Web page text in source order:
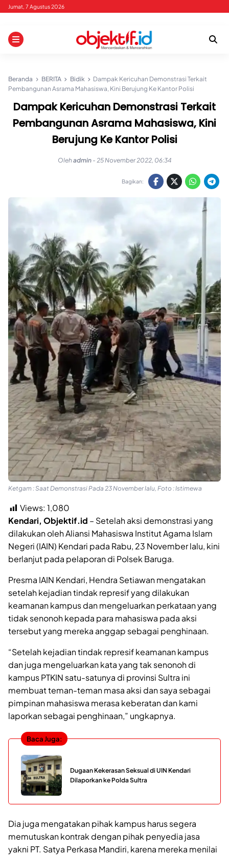
Skip
content
Jumat, 7 Agustus 2026
Beranda BERITA Bidik
Dampak Kericuhan Demonstrasi Terkait
Pembangunan Asrama Mahasiswa, Kini Berujung Ke Kantor Polisi
Dampak Kericuhan Demonstrasi Terkait
Pembangunan Asrama Mahasiswa, Kini
Berujung Ke Kantor Polisi
Olehadmin - 25 November 2022, 06:34
Bagikan:
Ketgam : Saat Demonstrasi Pada 23 November lalu, Foto : Istimewa
Views: 1,080
Kendari, Objektif.id – Setelah aksi demonstrasi yang
dilakukan oleh Aliansi Mahasiswa Institut Agama Islam
Negeri (IAIN) Kendari pada Rabu, 23 November lalu, kini
berlanjut pada pelaporan di Polsek Baruga.
Presma IAIN Kendari, Hendra Setiawan mengatakan
setelah kejadian tindak represif yang dilakukan
keamanan kampus dan mengeluarkan perkataan yang
tidak senonoh kepada para mahasiswa pada aksi
tersebut yang mereka anggap sebagai penghinaan.
“Setelah kejadian tindak represif keamanan kampus
dan juga mengeluarkan kata yang tak senonoh di
kampus PTKIN satu-satunya di provinsi Sultra ini
membuat teman-teman masa aksi dan saya sebagai
pimpinan mahasiswa merasa keberatan dan kami
laporkan sebagai penghinaan,” ungkapnya.
Baca Juga:
Dugaan Kekerasan Seksual di UIN Kendari
Dilaporkan ke Polda Sultra
Dia juga mengatakan pihak kampus harus segera
memutuskan kontrak dengan pihak penyedia jasa
yakni PT. Satya Perkasa Mandiri, karena mereka menilai